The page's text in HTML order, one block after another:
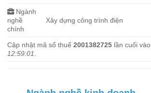
Ngành
nghề
chính
Xây dựng công trình điện
Cập nhật mã số thuế 2001382725 lần cuối vào
12:59:01